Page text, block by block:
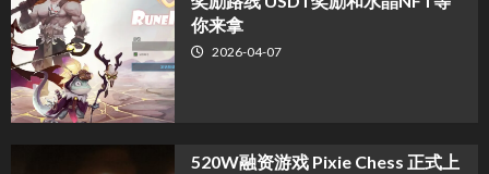
你来拿
2026-04-07
520W融资游戏 Pixie Chess 正式上